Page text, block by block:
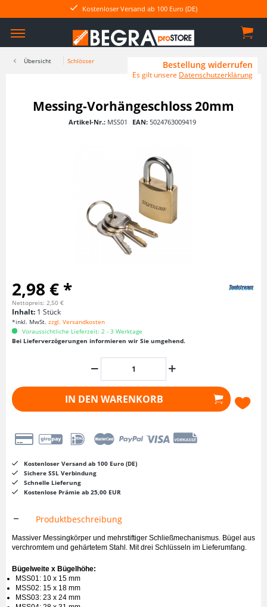
Kostenloser Versand ab 100 Euro (DE)
Übersicht Schlösser
Messing-Vorhängeschloss 20mm
Artikel-Nr.: MSS01 EAN: 5024763009419
2,98 € *
Nettopreis: 2,50 €
Inhalt: 1 Stück
*inkl. MwSt. zzgl. Versandkosten
Voraussichtliche Lieferzeit: 2 - 3 Werktage
Bei Lieferverzögerungen informieren wir Sie umgehend.
IN DEN WARENKORB
Kostenloser Versand ab 100 Euro (DE)
Sichere SSL Verbindung
Schnelle Lieferung
Kostenlose Prämie ab 25,00 EUR
Produktbeschreibung
Massiver Messingkörper und mehrstiftiger Schließmechanismus. Bügel aus
verchromtem und gehärtetem Stahl. Mit drei Schlüsseln im Lieferumfang.
Bügelweite x Bügelhöhe:
MSS01: 10 x 15 mm
MSS02: 15 x 18 mm
MSS03: 23 x 24 mm
Bestellung widerrufen
Es gilt unsere Datenschutzerklärung